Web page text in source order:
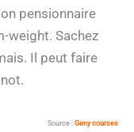
pensionnaire
weight. Sachez
Il peut faire
Source : Geny courses